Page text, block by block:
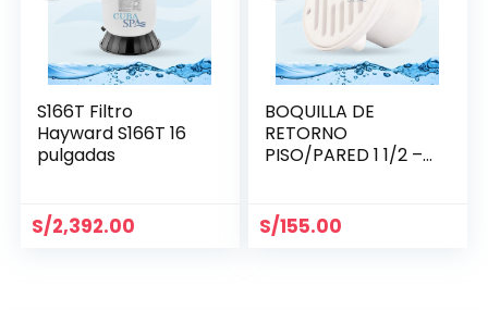
S166T Filtro
Hayward S166T 16
pulgadas
S/2,392.00
BOQUILLA DE
RETORNO
PISO/PARED 1 1/2 –
S/155.00